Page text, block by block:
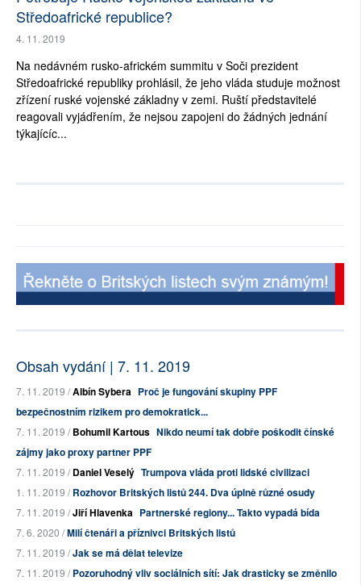
Středoafrické republice?
4. 11. 2019
Na nedávném rusko-africkém summitu v Soči prezident
Středoafrické republiky prohlásil, že jeho vláda studuje možnost
zřízení ruské vojenské základny v zemi. Ruští představitelé
reagovali vyjádřením, že nejsou zapojeni do žádných jednání
týkajícíc...
Obsah vydání | 7. 11. 2019
7. 11. 2019 /Albín Sybera Proč je fungování skupiny PPF
bezpečnostním rizikem pro demokratick...
7. 11. 2019 /Bohumil Kartous Nikdo neumí tak dobře poškodit čínské
zájmy jako proxy partner PPF
7. 11. 2019 /Daniel Veselý Trumpova vláda proti lidské civilizaci
1. 11. 2019 /Rozhovor Britských listů 244. Dva úplně různé osudy
7. 11. 2019 /Jiří Hlavenka Partnerské regiony... Takto vypadá bída
7. 6. 2020 /Milí čtenáři a příznivci Britských listů
7. 11. 2019 /Jak se má dělat televize
7. 11. 2019 /Pozoruhodný vliv sociálních sítí: Jak drasticky se změnilo